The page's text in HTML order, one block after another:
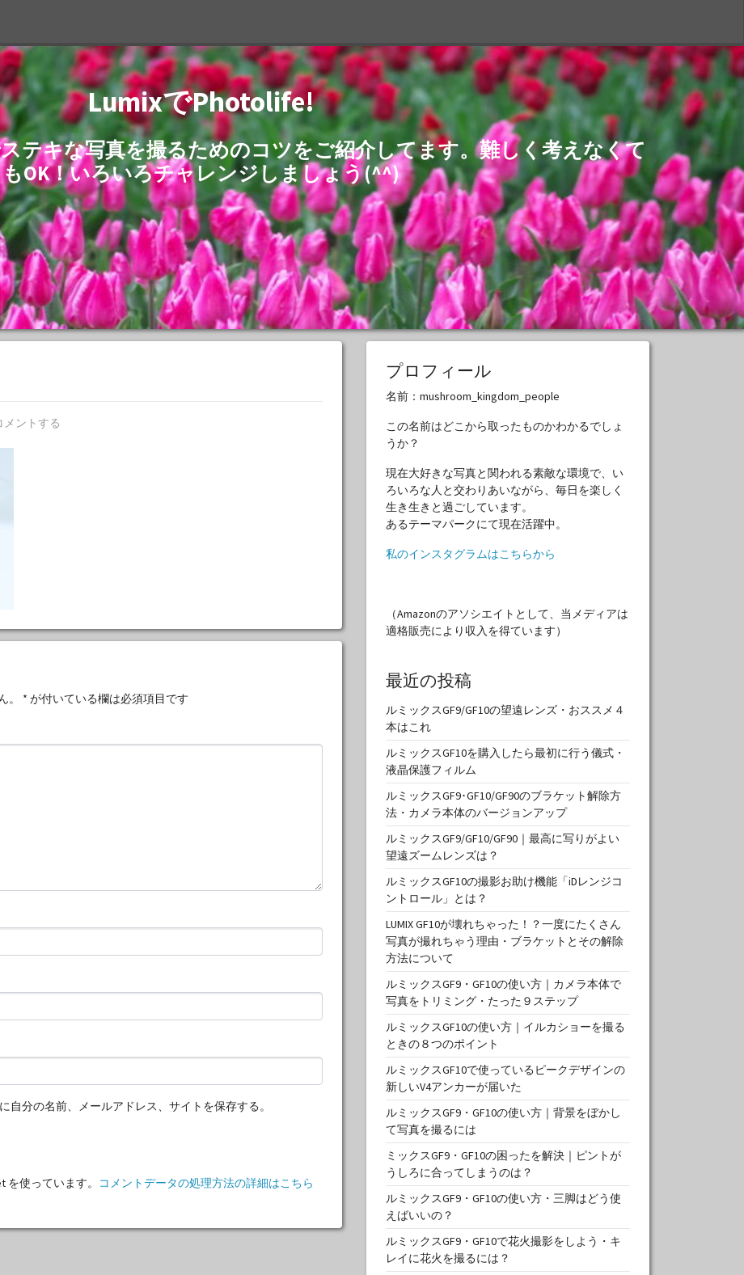
LumixでPhotolife!
テキな写真を撮るためのコツをご紹介してます。難しく考えなくて
もOK！いろいろチャレンジしましょう(^^)
メントする
* が付いている欄は必須項目です
分の名前、メールアドレス、サイトを保存する。
使っています。
コメントデータの処理方法の詳細はこちら
プロフィール
名前：mushroom_kingdom_people
この名前はどこから取ったものかわかるでしょ
うか？
現在大好きな写真と関われる素敵な環境で、い
ろいろな人と交わりあいながら、毎日を楽しく
生き生きと過ごしています。
あるテーマパークにて現在活躍中。
私のインスタグラムはこちらから
（Amazonのアソシエイトとして、当メディアは
適格販売により収入を得ています）
最近の投稿
ルミックスGF9/GF10の望遠レンズ・おススメ４
本はこれ
ルミックスGF10を購入したら最初に行う儀式・
液晶保護フィルム
ルミックスGF9･GF10/GF90のブラケット解除方
法・カメラ本体のバージョンアップ
ルミックスGF9/GF10/GF90｜最高に写りがよい
望遠ズームレンズは？
ルミックスGF10の撮影お助け機能「iDレンジコ
ントロール」とは？
LUMIX GF10が壊れちゃった！？一度にたくさん
写真が撮れちゃう理由・ブラケットとその解除
方法について
ルミックスGF9・GF10の使い方｜カメラ本体で
写真をトリミング・たった９ステップ
ルミックスGF10の使い方｜イルカショーを撮る
ときの８つのポイント
ルミックスGF10で使っているピークデザインの
新しいV4アンカーが届いた
ルミックスGF9・GF10の使い方｜背景をぼかし
て写真を撮るには
ミックスGF9・GF10の困ったを解決｜ピントが
うしろに合ってしまうのは？
ルミックスGF9・GF10の使い方・三脚はどう使
えばいいの？
ルミックスGF9・GF10で花火撮影をしよう・キ
レイに花火を撮るには？